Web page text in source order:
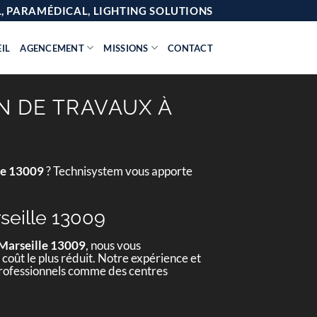
PARAMÉDICAL, LIGHTING SOLUTIONS
AGENCEMENT MISSIONS CONTACT
DE TRAVAUX À
13009? Technisystem vous apporte
13009
13009, nous vous
le plus réduit. Notre expérience et
comme des centres